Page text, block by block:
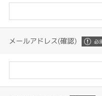
メールアドレス(確認)